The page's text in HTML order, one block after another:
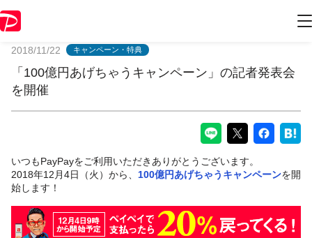
2018/11/22 キャンペーン・特典
「100億円あげちゃうキャンペーン」の記者発表会
を開催
いつもPayPayをご利用いただきありがとうございます。
2018年12月4日（火）から、 100億円あげちゃうキャンペーンを開
始します！